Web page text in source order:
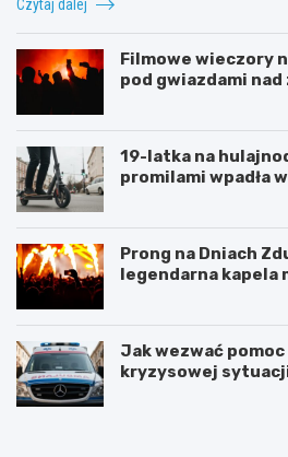
Czytaj dalej
Filmowe wieczory
pod gwiazdami
19-latka na
promilami wpadła
Prong na Dniach
legendarna kapela
Jak wezwać pomoc
kryzysowej
Z
G